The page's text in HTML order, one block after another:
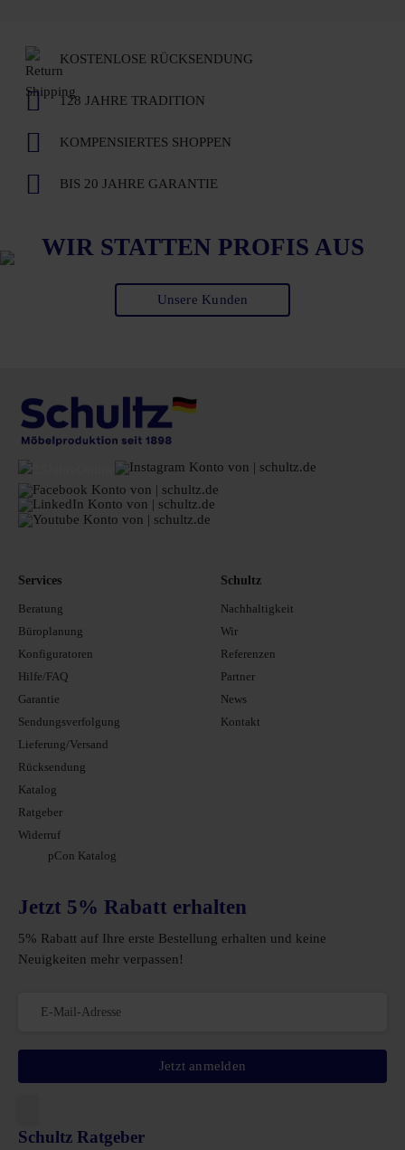
KOSTENLOSE RÜCKSENDUNG
128 JAHRE TRADITION
KOMPENSIERTES SHOPPEN
BIS 20 JAHRE GARANTIE
WIR STATTEN PROFIS AUS
Unsere Kunden
Services
Beratung
Büroplanung
Konfiguratoren
Hilfe/FAQ
Garantie
Sendungsverfolgung
Lieferung/Versand
Rücksendung
Katalog
Ratgeber
Widerruf
pCon Katalog
Schultz
Nachhaltigkeit
Wir
Referenzen
Partner
News
Kontakt
Jetzt 5% Rabatt erhalten
5% Rabatt auf Ihre erste Bestellung erhalten und keine
Neuigkeiten mehr verpassen!
Jetzt anmelden
Schultz Ratgeber